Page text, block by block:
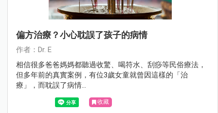
偏方治療？小心耽誤了孩子的病情
作者：Dr. E
相信很多爸爸媽媽都聽過收驚、喝符水、刮痧等民俗療法，
但多年前的真實案例，有位3歲女童就曾因這樣的「治
療」，而耽誤了病情…
收藏